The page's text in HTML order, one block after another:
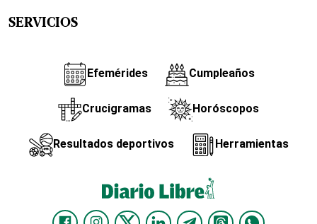
SERVICIOS
Efemérides Cumpleaños
Crucigramas Horóscopos
Resultados deportivos Herramientas